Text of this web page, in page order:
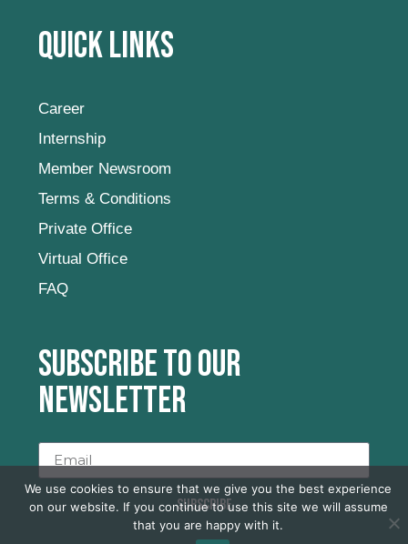
Quick Links
Career
Internship
Member Newsroom
Terms & Conditions
Private Office
Virtual Office
FAQ
Subscribe to our
newsletter
SUBSCRIBE
We use cookies to ensure that we give you the best experience
on our website. If you continue to use this site we will assume
that you are happy with it.